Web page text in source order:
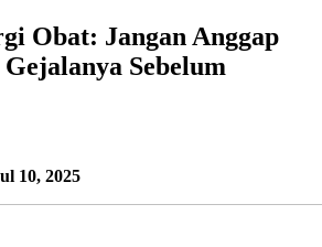
Obat: Jangan Anggap
Sebelum
10, 2025